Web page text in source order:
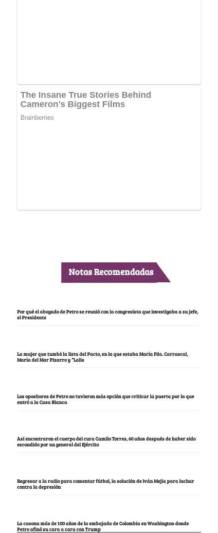
Notas Recomendadas
Por qué el abogado de Petro se reunió con la congresista que investigaba a su jefe,
el Presidente
La mujer que tumbó la lista del Pacto, en la que estaba María Fda. Carrascal,
María del Mar Pizarro y “Lalis
Los opositores de Petro no tuvieron más opción que criticar la puerta por la que
entró a la Casa Blanca
Así encontraron el cuerpo del cura Camilo Torres, 60 años después de haber sido
escondido por un general del Ejército
Regresar a la radio para comentar fútbol, la solución de Iván Mejía para luchar
contra la depresión
La casona más de 100 años de la embajada de Colombia en Washington donde
Petro afinó su cara a cara con Trump